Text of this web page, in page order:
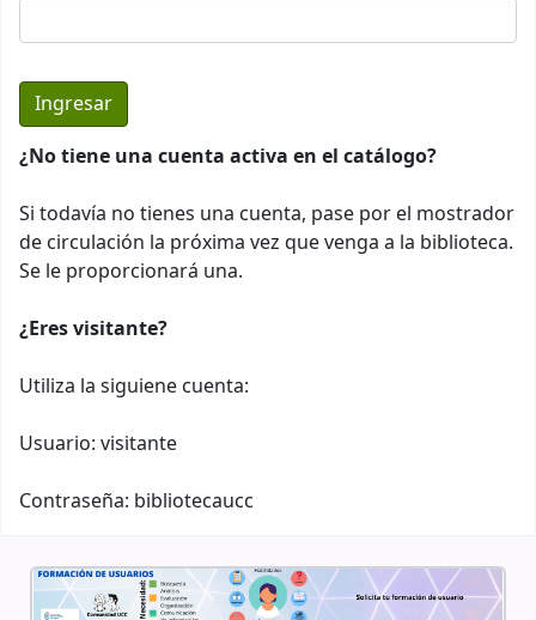
¿No tiene una cuenta activa en el catálogo?
Si todavía no tienes una cuenta, pase por el mostrador
de circulación la próxima vez que venga a la biblioteca.
Se le proporcionará una.
¿Eres visitante?
Utiliza la siguiene cuenta:
Usuario: visitante
Contraseña: bibliotecaucc